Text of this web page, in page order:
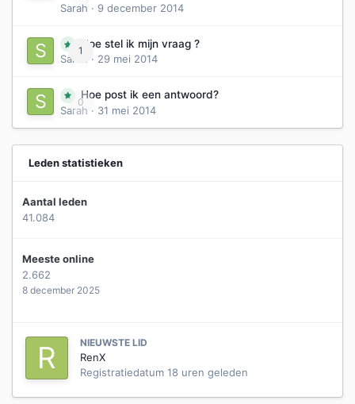
Sarah · 9 december 2014
1
Hoe stel ik mijn vraag ?
Sarah · 29 mei 2014
0
Hoe post ik een antwoord?
Sarah · 31 mei 2014
Leden statistieken
Aantal leden
41.084
Meeste online
2.662
8 december 2025
NIEUWSTE LID
RenX
Registratiedatum 18 uren geleden